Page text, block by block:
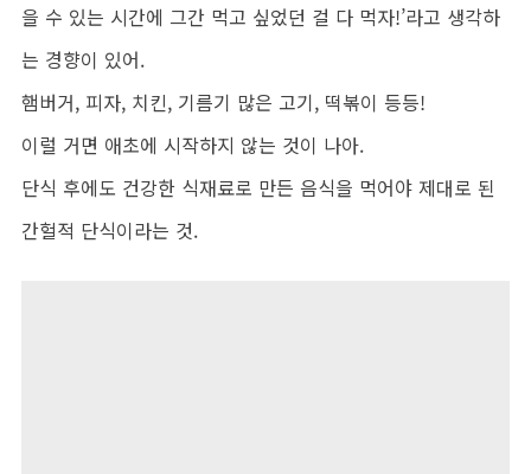
을 수 있는 시간에 그간 먹고 싶었던 걸 다 먹자!’라고 생각하
는 경향이 있어.
햄버거, 피자, 치킨, 기름기 많은 고기, 떡볶이 등등!
이럴 거면 애초에 시작하지 않는 것이 나아.
단식 후에도 건강한 식재료로 만든 음식을 먹어야 제대로 된
간헐적 단식이라는 것.